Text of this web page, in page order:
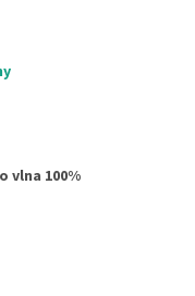
vlna 100%